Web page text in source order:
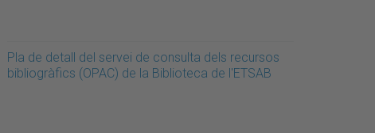
Pla de detall del servei de consulta dels recursos
bibliogràfics (OPAC) de la Biblioteca de l'ETSAB